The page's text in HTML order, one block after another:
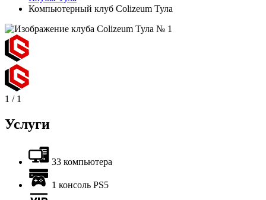
Компьютерный клуб Colizeum Тула
1 / 1
Услуги
33 компьютера
1 консоль PS5